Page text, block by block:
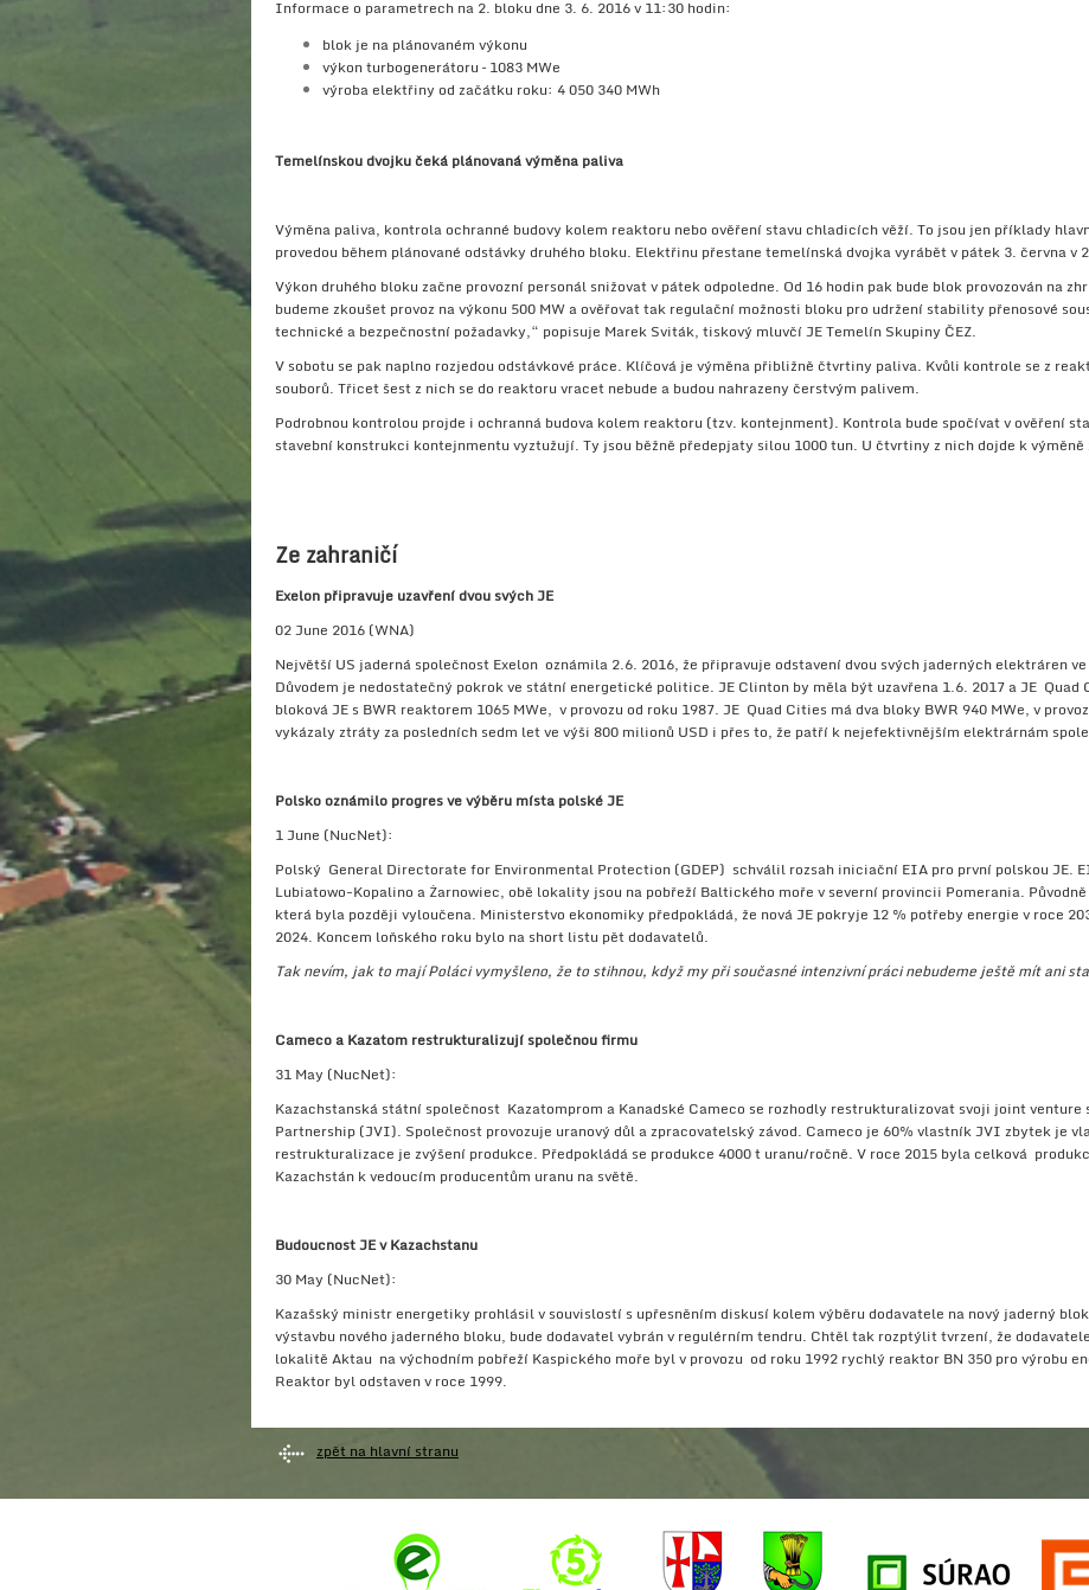
Informace o parametrech na 2. bloku dne 3. 6. 2016 v 11:30 hodin:
blok je na plánovaném výkonu
výkon turbogenerátoru – 1083 MWe
výroba elektřiny od začátku roku: 4 050 340 MWh
Temelínskou dvojku čeká plánovaná výměna paliva
Výměna paliva, kontrola ochranné budovy kolem reaktoru nebo ověření stavu chladicích věží. To jsou jen příklady
provedou během plánované odstávky druhého bloku. Elektřinu přestane temelínská dvojka vyrábět v pátek 3. června v
Výkon druhého bloku začne provozní personál snižovat v pátek odpoledne. Od 16 hodin pak bude blok provozován na
budeme zkoušet provoz na výkonu 500 MW a ověřovat tak regulační možnosti bloku pro udržení stability přenosové
technické a bezpečnostní požadavky,“ popisuje Marek Sviták, tiskový mluvčí JE Temelín Skupiny ČEZ.
V sobotu se pak naplno rozjedou odstávkové práce. Klíčová je výměna přibližně čtvrtiny paliva. Kvůli kontrole se z
souborů. Třicet šest z nich se do reaktoru vracet nebude a budou nahrazeny čerstvým palivem.
Podrobnou kontrolou projde i ochranná budova kolem reaktoru (tzv. kontejnment). Kontrola bude spočívat v ověření
stavební konstrukci kontejnmentu vyztužují. Ty jsou běžně předepjaty silou 1000 tun. U čtvrtiny z nich dojde k
Ze zahraničí
Exelon připravuje uzavření dvou svých JE
02 June 2016 (WNA)
Největší US jaderná společnost Exelon oznámila 2.6. 2016, že připravuje odstavení dvou svých jaderných elektráren
Důvodem je nedostatečný pokrok ve státní energetické politice. JE Clinton by měla být uzavřena 1.6. 2017 a JE
bloková JE s BWR reaktorem 1065 MWe, v provozu od roku 1987. JE Quad Cities má dva bloky BWR 940 MWe, v
vykázaly ztráty za posledních sedm let ve výši 800 milionů USD i přes to, že patří k nejefektivnějším elektrárnám
Polsko oznámilo progres ve výběru místa polské JE
1 June (NucNet):
Polský General Directorate for Environmental Protection (GDEP) schválil rozsah iniciační EIA pro první polskou JE.
Lubiatowo-Kopalino a Żarnowiec, obě lokality jsou na pobřeží Baltického moře v severní provincii Pomerania.
která byla později vyloučena. Ministerstvo ekonomiky předpokládá, že nová JE pokryje 12 % potřeby energie v roce
2024. Koncem loňského roku bylo na short listu pět dodavatelů.
Tak nevím, jak to mají Poláci vymyšleno, že to stihnou, když my při současné intenzivní práci nebudeme ještě mít ani
Cameco a Kazatom restrukturalizují společnou firmu
31 May (NucNet):
Kazachstanská státní společnost Kazatomprom a Kanadské Cameco se rozhodly restrukturalizovat svoji joint
Partnership (JVI). Společnost provozuje uranový důl a zpracovatelský závod. Cameco je 60% vlastník JVI zbytek je
restrukturalizace je zvýšení produkce. Předpokládá se produkce 4000 t uranu/ročně. V roce 2015 byla celková
Kazachstán k vedoucím producentům uranu na světě.
Budoucnost JE v Kazachstanu
30 May (NucNet):
Kazašský ministr energetiky prohlásil v souvislostí s upřesněním diskusí kolem výběru dodavatele na nový jaderný
výstavbu nového jaderného bloku, bude dodavatel vybrán v regulérním tendru. Chtěl tak rozptýlit tvrzení, že
lokalitě Aktau na východním pobřeží Kaspického moře byl v provozu od roku 1992 rychlý reaktor BN 350 pro výrobu
Reaktor byl odstaven v roce 1999.
zpět na hlavní stranu